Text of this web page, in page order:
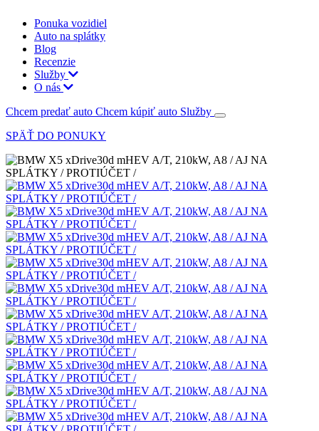
Ponuka vozidiel
Auto na splátky
Blog
Recenzie
Služby
O nás
Chcem predať auto Chcem kúpiť auto Služby
SPÄŤ DO PONUKY